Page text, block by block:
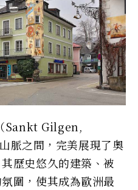
Sankt Gilgen,
脈之間，完美展現了奧
歷史悠久的建築、被
圍，使其成為歐洲最